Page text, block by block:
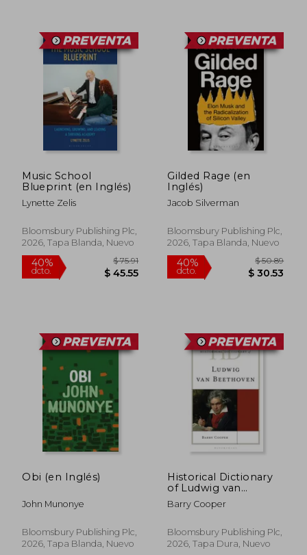
45%
dcto.
$ 43.97
$ 24.18
45%
dcto. $
45%
dcto.
45%
dcto.
Music School
Blueprint (en Inglés)
Lynette Zelis
Bloomsbury Publishing Plc,
2026, Tapa Blanda, Nuevo
Gilded Rage (en
Inglés)
Jacob Silverman
Bloomsbury Publishing Plc,
2026, Tapa Blanda, Nuevo
Obi (en Inglés)
John Munonye
Bloomsbury Publishing Plc,
2026, Tapa Blanda, Nuevo
Historical Dictionary
of Ludwig van
Beethoven (en
Inglés)
Barry Cooper
Bloomsbury Publishing Plc,
2026, Tapa Dura, Nuevo